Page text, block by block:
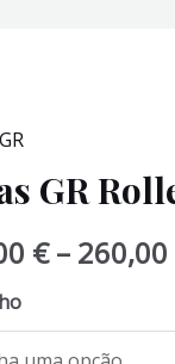
GR
€– 260,00